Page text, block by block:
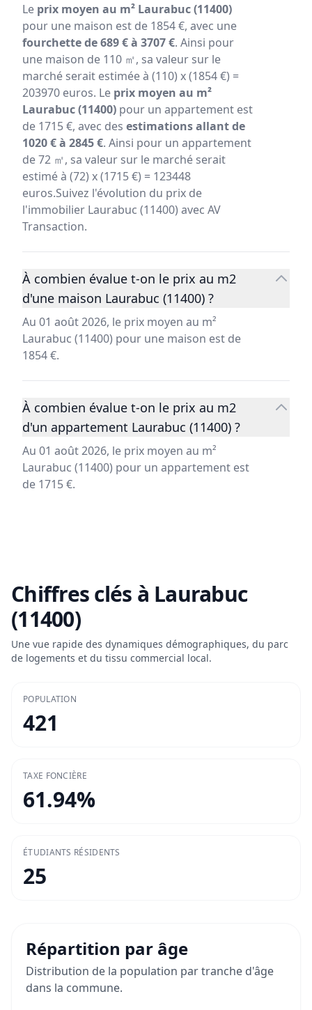
Le prix moyen au m² Laurabuc (11400)
pour une maison est de 1854 €, avec une
fourchette de 689 € à 3707 €. Ainsi pour
une maison de 110 ㎡, sa valeur sur le
marché serait estimée à (110) x (1854 €) =
203970 euros. Le prix moyen au m²
Laurabuc (11400) pour un appartement est
de 1715 €, avec des estimations allant de
1020 € à 2845 €. Ainsi pour un appartement
de 72 ㎡, sa valeur sur le marché serait
estimé à (72) x (1715 €) = 123448
euros.Suivez l'évolution du prix de
l'immobilier Laurabuc (11400) avec AV
Transaction.
À combien évalue t-on le prix au m2
d'une maison Laurabuc (11400) ?
Au 01 août 2026, le prix moyen au m²
Laurabuc (11400) pour une maison est de
1854 €.
À combien évalue t-on le prix au m2
d'un appartement Laurabuc (11400) ?
Au 01 août 2026, le prix moyen au m²
Laurabuc (11400) pour un appartement est
de 1715 €.
Chiffres clés à Laurabuc
(11400)
Une vue rapide des dynamiques démographiques, du parc
de logements et du tissu commercial local.
POPULATION
421
TAXE FONCIÈRE
61.94%
ÉTUDIANTS RÉSIDENTS
25
Répartition par âge
Distribution de la population par tranche d'âge
dans la commune.